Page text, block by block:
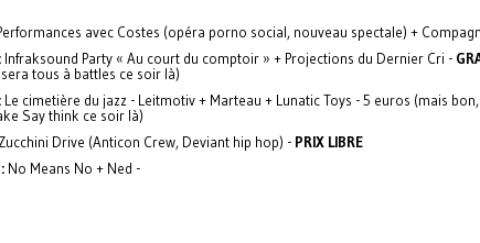
avec Costes (opéra porno social, nouveau spectale) +
Infraksound Party « Au court du comptoir » + Projections du Dernier Cri -
tous à battles ce soir là)
Le cimetière du jazz - Leitmotiv + Marteau + Lunatic Toys - 5 euros (mais
Say think ce soir là)
Zucchini Drive (Anticon Crew, Deviant hip hop) - PRIX LIBRE
No Means No + Ned -